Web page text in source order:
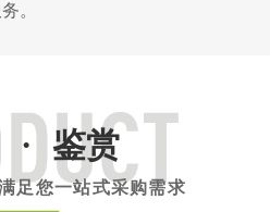
。
· 鉴赏
足您一站式采购需求